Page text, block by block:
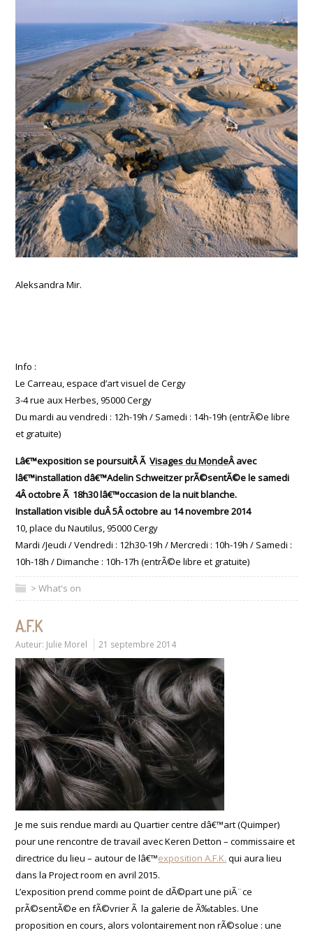
Aleksandra Mir.
Info :
Le Carreau, espace d’art visuel de Cergy
3-4 rue aux Herbes, 95000 Cergy
Du mardi au vendredi : 12h-19h / Samedi : 14h-19h (entrÃ©e libre
et gratuite)
Lâ€™exposition se poursuitÂ ÃVisages du MondeÂ avec
lâ€™installation dâ€™Adelin Schweitzer prÃ©sentÃ©e le samedi
4Â octobre Ã 18h30 lâ€™occasion de la nuit blanche.
Installation visible duÂ 5Â octobre au 14 novembre 2014
10, place du Nautilus, 95000 Cergy
Mardi /Jeudi / Vendredi : 12h30-19h / Mercredi : 10h-19h / Samedi :
10h-18h / Dimanche : 10h-17h (entrÃ©e libre et gratuite)
> What's on
A.F.K
Auteur: Julie Morel 21 septembre 2014
Je me suis rendue mardi au Quartier centre dâ€™art (Quimper)
pour une rencontre de travail avec Keren Detton – commissaire et
directrice du lieu – autour de lâ€™exposition A.F.K. qui aura lieu
dans la Project room en avril 2015.
L’exposition prend comme point de dÃ©part une piÃ¨ce
prÃ©sentÃ©e en fÃ©vrier Ã la galerie de Ã‰tables. Une
proposition en cours, alors volontairement non rÃ©solue : une